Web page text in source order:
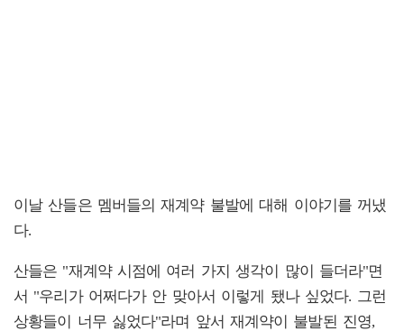
이날 산들은 멤버들의 재계약 불발에 대해 이야기를 꺼냈
다.
산들은 "재계약 시점에 여러 가지 생각이 많이 들더라"면
서 "우리가 어쩌다가 안 맞아서 이렇게 됐나 싶었다. 그런
상황들이 너무 싫었다"라며 앞서 재계약이 불발된 진영,